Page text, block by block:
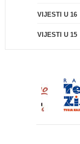
VIJESTI U 16
VIJESTI U 15